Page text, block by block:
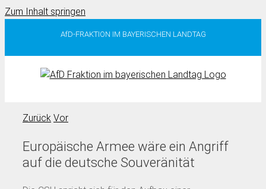
Zum Inhalt springen
AfD-FRAKTION IM BAYERISCHEN LANDTAG
Zurück Vor
Europäische Armee wäre ein Angriff
auf die deutsche Souveränität